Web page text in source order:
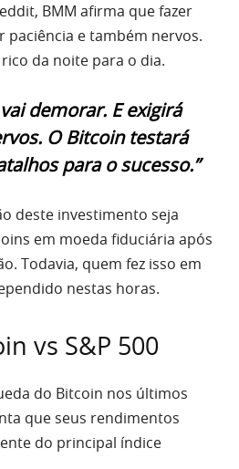
BMM afirma que fazer
paciência e também nervos.
da noite para o dia.
demorar. E exigirá
O Bitcoin testará
para o sucesso.”
deste investimento seja
em moeda fiduciária após
Todavia, quem fez isso em
nestas horas.
vs S&P 500
do Bitcoin nos últimos
que seus rendimentos
do principal índice